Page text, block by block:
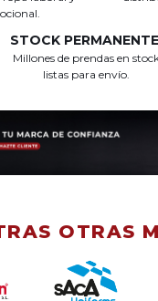
STOCK PERMANENTE
Millones de prendas en
listas para envío.
OTRAS